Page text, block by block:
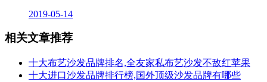
2019-05-14
相关文章推荐
十大布艺沙发品牌排名,全友家私布艺沙发不敌红苹果
十大进口沙发品牌排行榜,国外顶级沙发品牌有哪些